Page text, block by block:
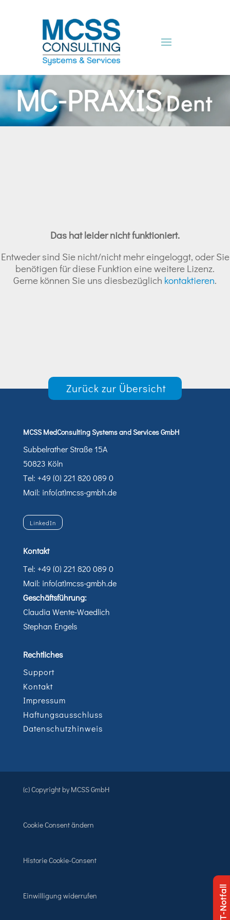
Das hat leider nicht funktioniert.
Entweder sind Sie nicht/nicht mehr eingeloggt, oder Sie
benötigen für diese Funktion eine weitere Lizenz.
Gerne können Sie uns diesbezüglich kontaktieren.
Zurück zur Übersicht
MCSS MedConsulting Systems and Services GmbH
Subbelrather Straße 15A
50823 Köln
Tel: +49 (0) 221 820 089 0
Mail: info(at)mcss-gmbh.de
LinkedIn
Kontakt
Tel: +49 (0) 221 820 089 0
Mail: info(at)mcss-gmbh.de
Geschäftsführung:
Claudia Wente-Waedlich
Stephan Engels
Rechtliches
Support
Kontakt
Impressum
Haftungsausschluss
Datenschutzhinweis
IT-Notfall
(c) Copyright by MCSS GmbH
Cookie Consent ändern
Historie Cookie-Consent
Einwilligung widerrufen